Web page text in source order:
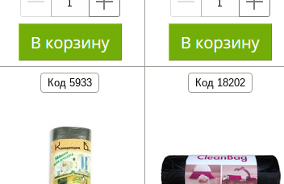
Код 5933 Код 18202